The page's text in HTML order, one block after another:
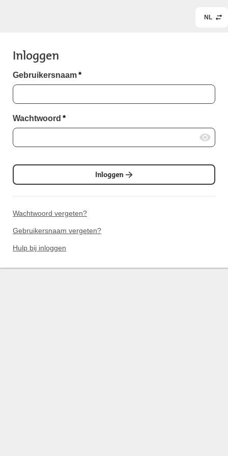
NL
Inloggen
Gebruikersnaam*
Wachtwoord *
Inloggen
Wachtwoord vergeten?
Gebruikersnaam vergeten?
Hulp bij inloggen